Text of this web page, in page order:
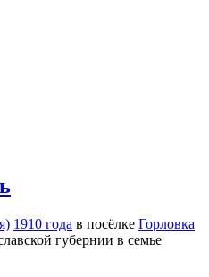
1910 года в посёлке Горловка
губернии в семье